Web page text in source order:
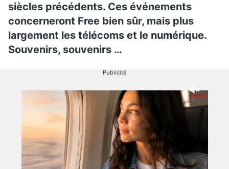
siècles précédents. Ces événements
concerneront Free bien sûr, mais plus
largement les télécoms et le numérique.
Souvenirs, souvenirs …
Publicité